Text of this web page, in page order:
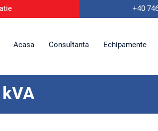
+40
Acasa Consultanta Echipamente